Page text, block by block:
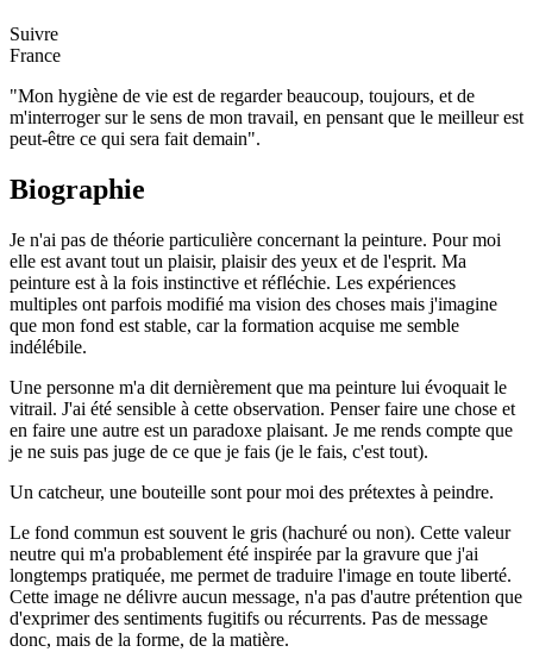
Suivre
France
"Mon hygiène de vie est de regarder beaucoup, toujours, et de
m'interroger sur le sens de mon travail, en pensant que le meilleur est
peut-être ce qui sera fait demain".
Biographie
Je n'ai pas de théorie particulière concernant la peinture. Pour moi
elle est avant tout un plaisir, plaisir des yeux et de l'esprit. Ma
peinture est à la fois instinctive et réfléchie. Les expériences
multiples ont parfois modifié ma vision des choses mais j'imagine
que mon fond est stable, car la formation acquise me semble
indélébile.
Une personne m'a dit dernièrement que ma peinture lui évoquait le
vitrail. J'ai été sensible à cette observation. Penser faire une chose et
en faire une autre est un paradoxe plaisant. Je me rends compte que
je ne suis pas juge de ce que je fais (je le fais, c'est tout).
Un catcheur, une bouteille sont pour moi des prétextes à peindre.
Le fond commun est souvent le gris (hachuré ou non). Cette valeur
neutre qui m'a probablement été inspirée par la gravure que j'ai
longtemps pratiquée, me permet de traduire l'image en toute liberté.
Cette image ne délivre aucun message, n'a pas d'autre prétention que
d'exprimer des sentiments fugitifs ou récurrents. Pas de message
donc, mais de la forme, de la matière.